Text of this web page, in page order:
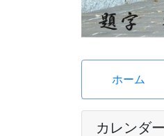
ホーム
カレンダー